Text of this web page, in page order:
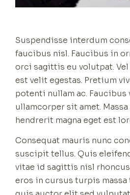
Suspendisse interdum
faucibus nisl. Faucibus in
orci sagittis eu volutpat.
est velit egestas. Pretium
potenti nullam ac.
ullamcorper sit amet.
hendrerit magna eget est
Consequat mauris nunc
suscipit tellus. Quis
vitae id sagittis nisl
eros in cursus turpis